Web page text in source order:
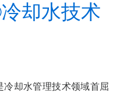
却水技术
冷却水管理技术领域首屈